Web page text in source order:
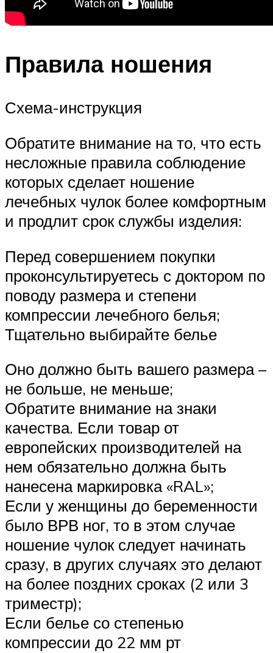
Правила ношения
Схема-инструкция
Обратите внимание на то, что есть
несложные правила соблюдение
которых сделает ношение
лечебных чулок более комфортным
и продлит срок службы изделия:
Перед совершением покупки
проконсультируетесь с доктором по
поводу размера и степени
компрессии лечебного белья;
Тщательно выбирайте белье
Оно должно быть вашего размера –
не больше, не меньше;
Обратите внимание на знаки
качества. Если товар от
европейских производителей на
нем обязательно должна быть
нанесена маркировка «RAL»;
Если у женщины до беременности
было ВРВ ног, то в этом случае
ношение чулок следует начинать
сразу, в других случаях это делают
на более поздних сроках (2 или 3
триместр);
Если белье со степенью
компрессии до 22 мм рт